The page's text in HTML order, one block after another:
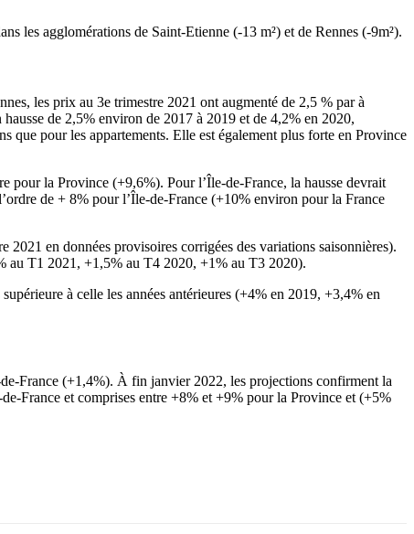
les agglomérations de Saint-Etienne (-13 m²) et de Rennes (-9m²).
les prix au 3e trimestre 2021 ont augmenté de 2,5 % par à
de 2,5% environ de 2017 à 2019 et de 4,2% en 2020,
que pour les appartements. Elle est également plus forte en Province
pour la Province (+9,6%). Pour l’Île-de-France, la hausse devrait
de + 8% pour l’Île-de-France (+10% environ pour la France
en données provisoires corrigées des variations saisonnières).
au T1 2021, +1,5% au T4 2020, +1% au T3 2020).
à celle les années antérieures (+4% en 2019, +3,4% en
France (+1,4%). À fin janvier 2022, les projections confirment la
France et comprises entre +8% et +9% pour la Province et (+5%